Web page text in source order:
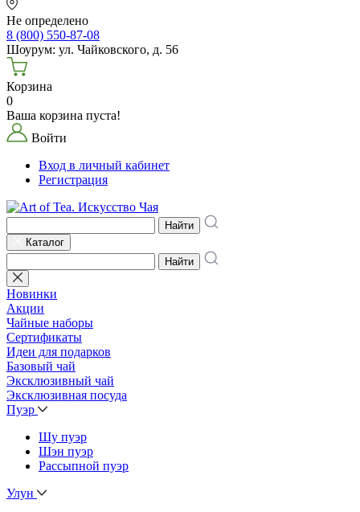
Не определено
8 (800) 550-87-08
Шоурум: ул. Чайковского, д. 56
Корзина
0
Ваша корзина пуста!
Войти
Вход в личный кабинет
Регистрация
Найти
Каталог
Найти
Новинки
Акции
Чайные наборы
Сертификаты
Идеи для подарков
Базовый чай
Эксклюзивный чай
Эксклюзивная посуда
Пуэр
Шу пуэр
Шэн пуэр
Рассыпной пуэр
Улун